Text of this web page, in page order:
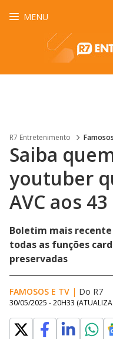
MENU
R7 Entretenimento
Saiba
youtuber
AVC aos
Boletim mais
todas as funções
preservadas
FAMOSOS E TV | Do R7
30/05/2025 - 20H33